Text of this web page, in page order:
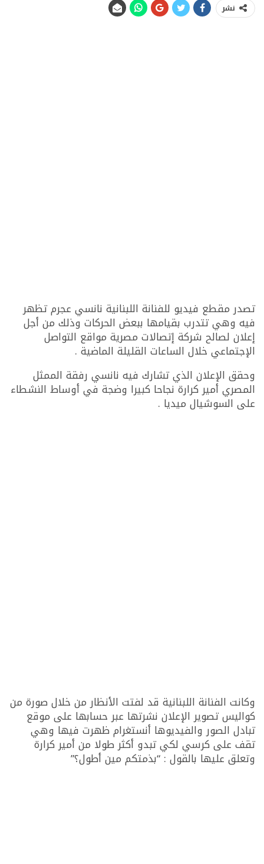
نشر
تصدر مقطع فيديو للفنانة اللبنانية نانسي عجرم تظهر
فيه وهي تتدرب بقيامها ببعض الحركات وذلك من أجل
إعلان لصالح شركة إتصالات مصرية مواقع التواصل
الإجتماعي خلال الساعات القليلة الماضية .
وحقق الإعلان الذي تشارك فيه نانسي رفقة الممثل
المصري أمير كرارة نجاحا كبيرا وضجة في أوساط النشطاء
على السوشيال ميديا .
وكانت الفنانة اللبنانية قد لفتت الأنظار من خلال صورة من
كواليس تصوير الإعلان نشرتها عبر حسابها على موقع
تبادل الصور والفيديوها أنستغرام ظهرت فيها وهي
تقف على كرسي لكي تبدو أكثر طولا من أمير كرارة
وتعلق عليها بالقول : “بذمتكم مين أطول؟”